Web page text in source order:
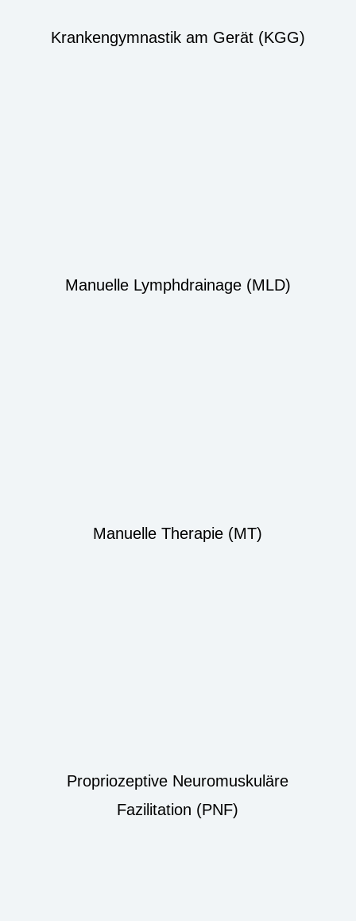
Krankengymnastik am Gerät (KGG)
Manuelle Lymphdrainage (MLD)
Manuelle Therapie (MT)
Propriozeptive Neuromuskuläre
Fazilitation (PNF)